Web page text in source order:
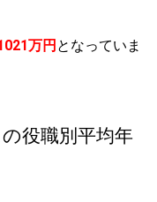
万円 となっていま
役職別平均年